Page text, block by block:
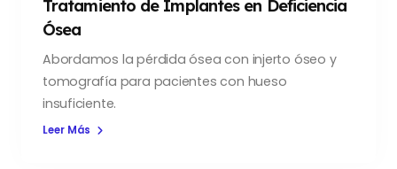
Tratamiento de Implantes en Deficiencia
Ósea
Abordamos la pérdida ósea con injerto óseo y
tomografía para pacientes con hueso
insuficiente.
Leer Más